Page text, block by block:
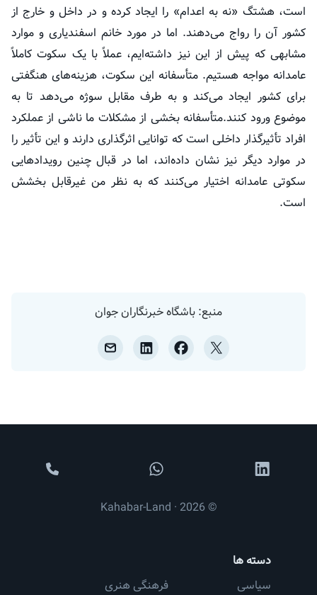
است، هشتگ «نه به اعدام» را ایجاد کرده و در داخل و خارج از
کشور آن را رواج می‌دهند. اما در مورد خانم اسفندیاری و موارد
مشابهی که پیش از این نیز داشته‌ایم، عملاً با یک سکوت کاملاً
عامدانه مواجه هستیم. متأسفانه این سکوت، هزینه‌های هنگفتی
برای کشور ایجاد می‌کند و به طرف مقابل سوژه می‌دهد تا به
موضوع ورود کنند.متأسفانه بخشی از مشکلات ما ناشی از عملکرد
افراد تأثیرگذار داخلی است که توانایی اثرگذاری دارند و این تأثیر را
در موارد دیگر نیز نشان داده‌اند، اما در قبال چنین رویداد‌هایی
سکوتی عامدانه اختیار می‌کنند که به نظر من غیرقابل بخشش
است.
منبع: باشگاه خبرنگاران جوان
دسته ها
سیاسی
فرهنگی هنری
© 2026 · Kahabar-Land